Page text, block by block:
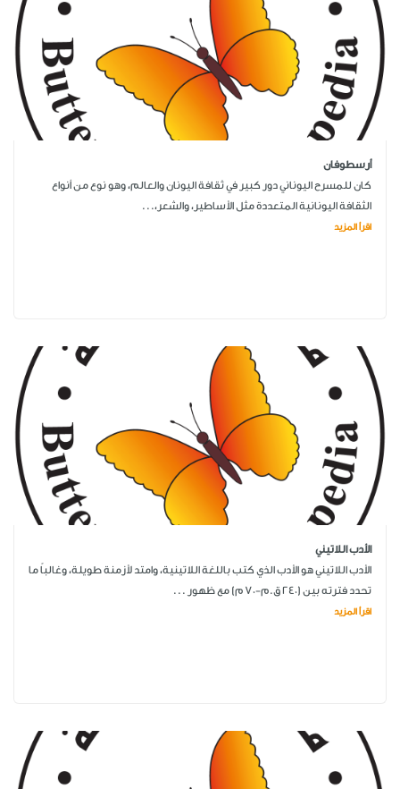
أرسطوفان
كان للمسرح اليوناني دور كبير في ثقافة اليونان والعالم، وهو نوع من أنواع
الثقافة اليونانية المتعددة مثل الأساطير، والشعر،...
اقرأ المزيد
الأدب اللاتيني
الأدب اللاتيني هو الأدب الذي كتب باللغة اللاتينية، وامتد لأزمنة طويلة، وغالباً ما
تحدد فترته بين (240 ق.م-70 م) مع ظهور ...
اقرأ المزيد